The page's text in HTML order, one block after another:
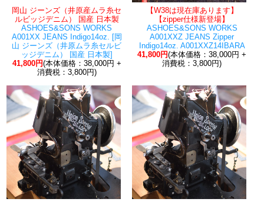
岡山 ジーンズ（井原産ムラ糸セ
ルビッジデニム） 国産 日本製
ASHOES&SONS WORKS
A001XX JEANS Indigo14oz. [岡
山 ジーンズ（井原ムラ糸セルビ
ッジデニム） 国産 日本製]
41,800円(本体価格：38,000円 +
消費税：3,800円)
【W38は現在庫あります】
【zipper仕様新登場】
ASHOES&SONS WORKS
A001XXZ JEANS Zipper
Indigo14oz. A001XXZ14IBARA
41,800円(本体価格：38,000円 +
消費税：3,800円)